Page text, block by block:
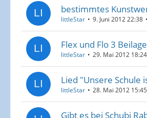
bestimmtes
littleStar 9. Juni 2012 22:38
Flex und Flo 3
littleStar 29. Mai 2012 18:24
Lied "Unsere Schule
littleStar 28. Mai 2012 15:45
Gibt es bei Schubi